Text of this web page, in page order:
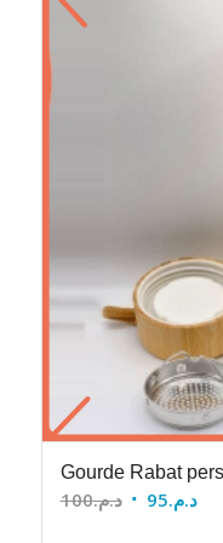
Gourde Rabat
د.م.100
Le
د.م.95
Le